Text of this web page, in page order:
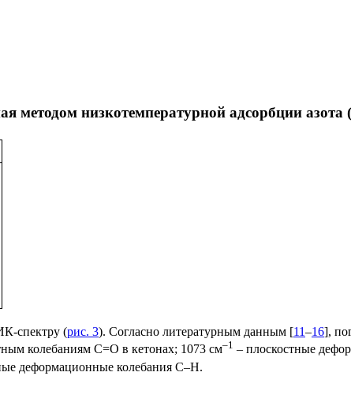
методом низкотемпературной адсорбции азота
спектру (рис. 3). Согласно литературным данным [11–16],
колебаниям С=О в кетонах; 1073 см–1 – плоскостные
деформационные колебания C–H.